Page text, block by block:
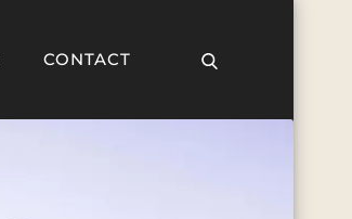
CONTACT